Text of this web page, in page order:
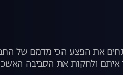
את הפצע הכי מדמם של
איתם ולחקות את הסביבה